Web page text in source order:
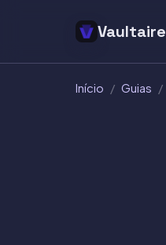
Vaultaire
Início / Guias /